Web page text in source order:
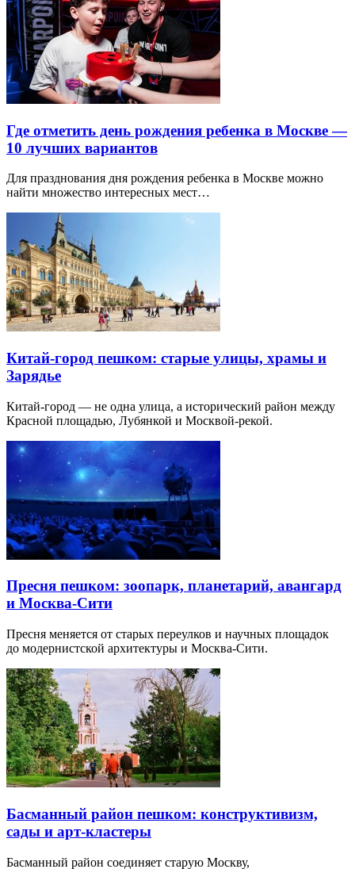
Где отметить день рождения ребенка в Москве —
10 лучших вариантов
Для празднования дня рождения ребенка в Москве можно
найти множество интересных мест…
Китай-город пешком: старые улицы, храмы и
Зарядье
Китай-город — не одна улица, а исторический район между
Красной площадью, Лубянкой и Москвой-рекой.
Пресня пешком: зоопарк, планетарий, авангард
и Москва-Сити
Пресня меняется от старых переулков и научных площадок
до модернистской архитектуры и Москва-Сити.
Басманный район пешком: конструктивизм,
сады и арт-кластеры
Басманный район соединяет старую Москву,